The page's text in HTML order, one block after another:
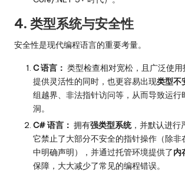
4. 类型系统与安全性
安全性是现代编程语言的重要考量。
C 语言： 类型检查相对宽松，且广泛使
提供灵活性的同时，也更容易出现类型不
组越界、非法指针访问等，从而导致运行
洞。
C# 语言： 拥有强类型系统，并默认进行
它禁止了大部分不安全的指针操作（除非
中明确声明），并通过托管环境提供了内
保障，大大减少了常见的编程错误。